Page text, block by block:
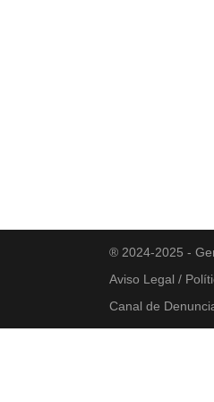
® 2024-2025 -
Aviso Legal /
Canal de